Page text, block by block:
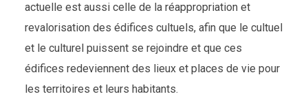
actuelle est aussi celle de la réappropriation et
revalorisation des édifices cultuels, afin que le cultuel
et le culturel puissent se rejoindre et que ces
édifices redeviennent des lieux et places de vie pour
les territoires et leurs habitants.